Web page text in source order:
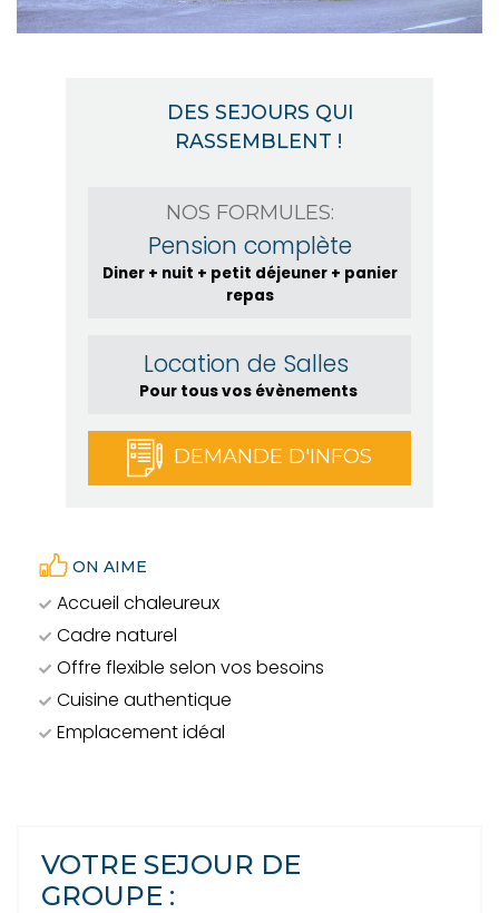
DES SEJOURS QUI
RASSEMBLENT !
NOS FORMULES:
Pension complète
Diner + nuit + petit déjeuner + panier
repas
Location de Salles
Pour tous vos évènements
DEMANDE D'INFOS
ON AIME
Accueil chaleureux
Cadre naturel
Offre flexible selon vos besoins
Cuisine authentique
Emplacement idéal
VOTRE SEJOUR DE
GROUPE :